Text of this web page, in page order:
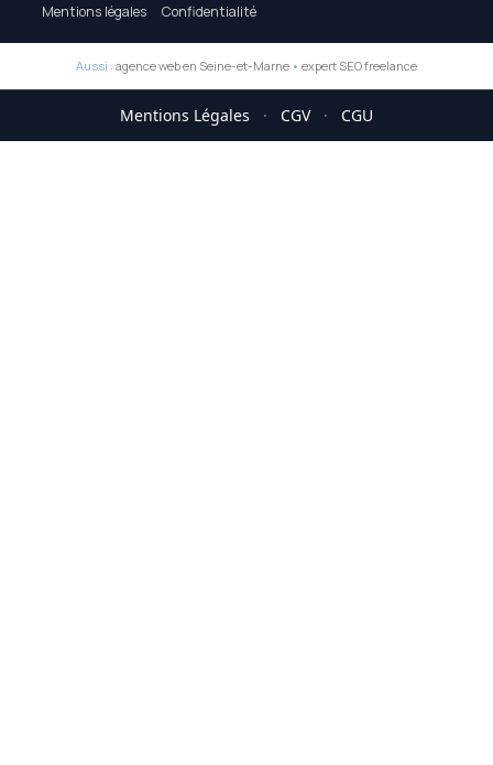
Mentions légales
Confidentialité
Aussi : agence web en Seine-et-Marne • expert SEO freelance
Mentions Légales · CGV · CGU